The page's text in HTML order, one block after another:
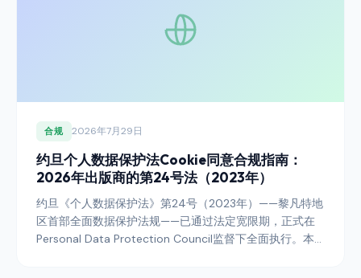
合规 2026年7月29日
约旦个人数据保护法Cookie同意合规指南：
2026年出版商的第24号法（2023年）
约旦《个人数据保护法》第24号（2023年）——黎凡特地
区首部全面数据保护法规——已通过法定宽限期，正式在
Personal Data Protection Council监督下全面执行。本